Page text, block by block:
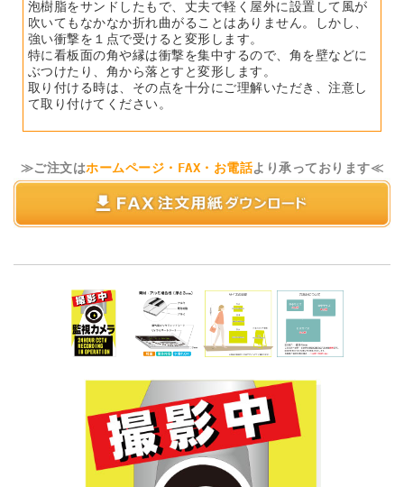
泡樹脂をサンドしたもで、丈夫で軽く屋外に設置して風が
吹いてもなかなか折れ曲がることはありません。しかし、
強い衝撃を１点で受けると変形します。
特に看板面の角や縁は衝撃を集中するので、角を壁などに
ぶつけたり、角から落とすと変形します。
取り付ける時は、その点を十分にご理解いただき、注意し
て取り付けてください。
≫ご注文はホームページ・FAX・お電話より承っております≪